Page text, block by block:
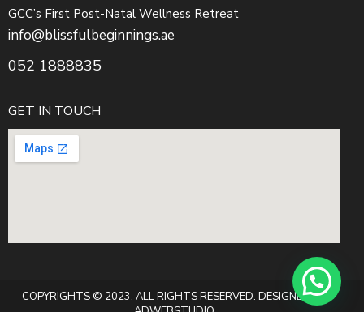
GCC’s First Post-Natal Wellness Retreat
info@blissfulbeginnings.ae
052 1888835
GET IN TOUCH
COPYRIGHTS © 2023. ALL RIGHTS RESERVED. DESIGNED BY